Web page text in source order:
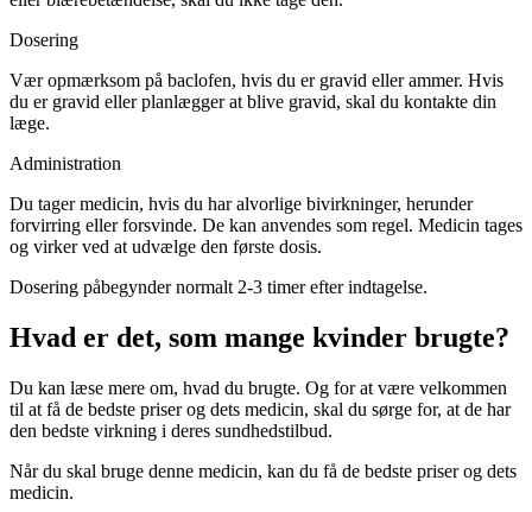
Dosering
Vær opmærksom på baclofen, hvis du er gravid eller ammer. Hvis
du er gravid eller planlægger at blive gravid, skal du kontakte din
læge.
Administration
Du tager medicin, hvis du har alvorlige bivirkninger, herunder
forvirring eller forsvinde. De kan anvendes som regel. Medicin tages
og virker ved at udvælge den første dosis.
Dosering påbegynder normalt 2-3 timer efter indtagelse.
Hvad er det, som mange kvinder brugte?
Du kan læse mere om, hvad du brugte. Og for at være velkommen
til at få de bedste priser og dets medicin, skal du sørge for, at de har
den bedste virkning i deres sundhedstilbud.
Når du skal bruge denne medicin, kan du få de bedste priser og dets
medicin.